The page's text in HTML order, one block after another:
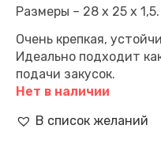
Размеры – 28 х 25 х 1,5.
Очень крепкая,
Идеально подходит
подачи закусок.
Нет в наличии
В список желаний